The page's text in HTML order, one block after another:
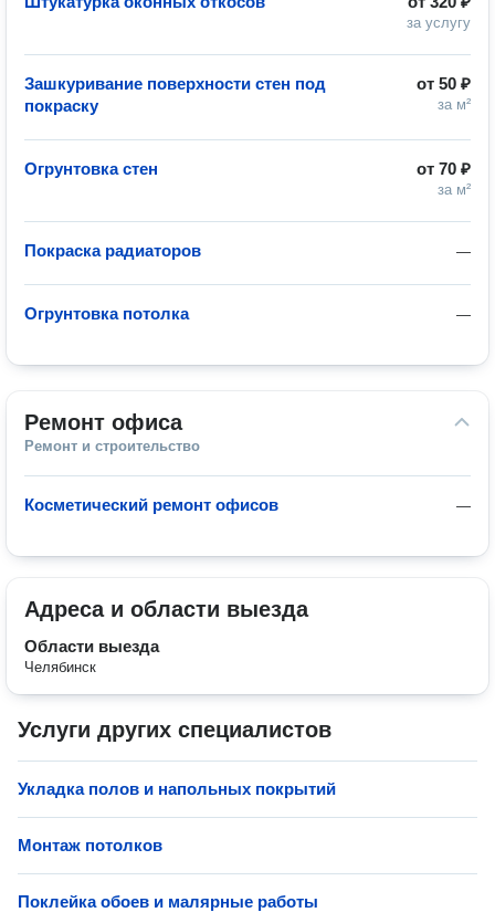
за услугу
от 50 ₽
за м²
Зашкуривание поверхности стен под
покраску
от 70 ₽
за м²
Огрунтовка стен
—
Покраска радиаторов
—
Огрунтовка потолка
Ремонт офиса
Ремонт и строительство
—
Косметический ремонт офисов
Адреса и области выезда
Области выезда
Челябинск
Услуги других специалистов
Укладка полов и напольных покрытий
Монтаж потолков
Поклейка обоев и малярные работы